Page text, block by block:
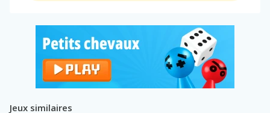
Jeux similaires